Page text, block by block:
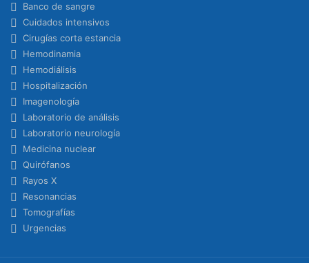
Banco de sangre
Cuidados intensivos
Cirugías corta estancia
Hemodinamia
Hemodiálisis
Hospitalización
Imagenología
Laboratorio de análisis
Laboratorio neurología
Medicina nuclear
Quirófanos
Rayos X
Resonancias
Tomografías
Urgencias